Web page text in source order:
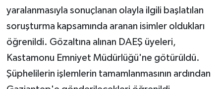
yaralanmasıyla sonuçlanan olayla ilgili başlatılan
soruşturma kapsamında aranan isimler oldukları
öğrenildi. Gözaltına alınan DAEŞ üyeleri,
Kastamonu Emniyet Müdürlüğü'ne götürüldü.
Şüphelilerin işlemlerin tamamlanmasının ardından